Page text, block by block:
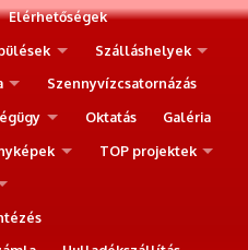
Elérhetőségek
Szálláshelyek
Szennyvízcsatornázás
Oktatás
Galéria
TOP projektek